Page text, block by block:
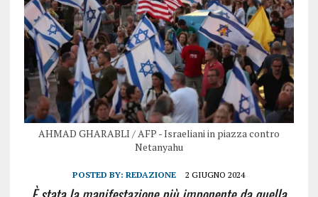
AHMAD GHARABLI / AFP - Israeliani in piazza contro
Netanyahu
POSTED BY:REDAZIONE 2 GIUGNO 2024